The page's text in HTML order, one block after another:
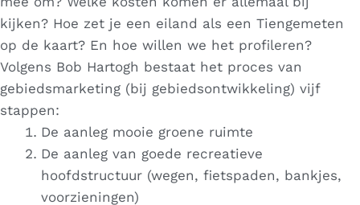
kijken? Hoe zet je een eiland als een Tiengemeten
op de kaart? En hoe willen we het profileren?
Volgens Bob Hartogh bestaat het proces van
gebiedsmarketing (bij gebiedsontwikkeling) vijf
stappen:
De aanleg mooie groene ruimte
De aanleg van goede recreatieve
hoofdstructuur (wegen, fietspaden, bankjes,
voorzieningen)